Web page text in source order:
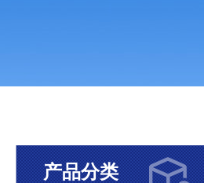
产品分类